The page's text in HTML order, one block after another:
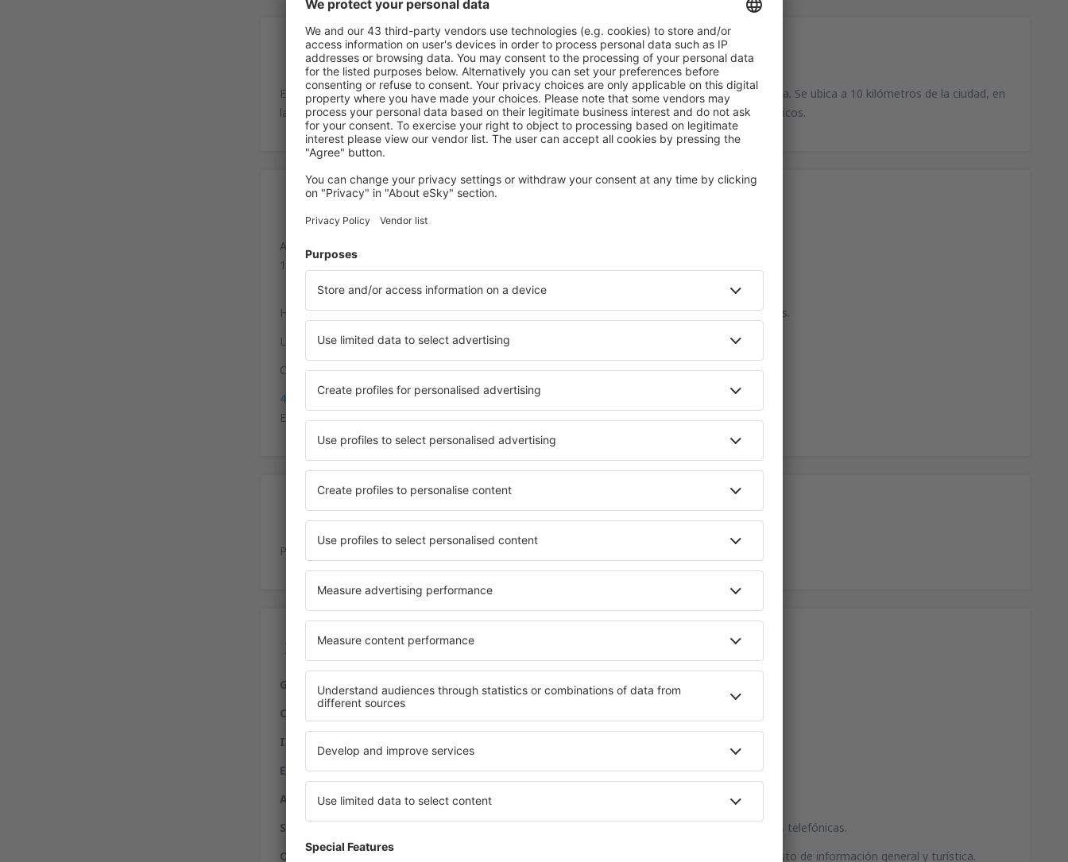
Información
El Aeropuerto Internacional de Santiago de Compostela sirve a buena parte de la región de Galicia. Se ubica a 10 kilómetros de la ciudad, en
la provincia de La Coruña. Opera con varios vuelos a distintos puntos de Europa y vuelos domésticos.
Ingresando
Aeropuerto de Santiago de Compostela - Lavacolla
15820 Santiago de Compostela, A Coruña
Hay líneas que conectan el aeropuerto con el centro de la ciudad y con otras localidades cercanas.
Las paradas de taxis se encuentran en la salida del edificio.
Coordenadas para sistema de GPS:
42°53'49"N, 8°25'1"W
El principal acceso al aeropuerto es por la autovía N547.
Estacionamiento
Playa de estacionamiento con capacidad para 1400 vehículos.
Servicios
Gastronomía:restaurante, cafeterías y bares.
Compras:
freeshop, tiendas, regalería, venta de diarios y revistas, artesanías, entre otros.
Internet:
Entidades financieras:cajeros automáticos.
Alquiler de autos:Avis, Europcar, Hertz, Atesa funcionan dentro del aeropuerto.
Servicios a discapacitados:
infraestructura adaptada en baños, ingresos, ascensores y cabinas telefónicas.
Otros servicios:correo, salas VIP, teléfonos públicos, primeros auxilios, agencias de viajes, puesto de información general y turística.